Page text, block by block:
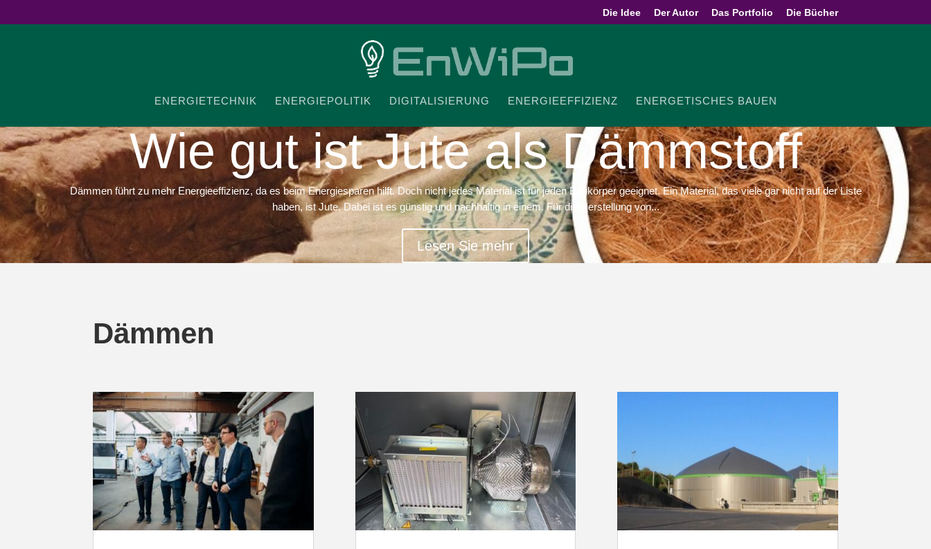
Die Idee Der Autor Das Portfolio Die Bücher
ENER­GIE­TECHNIK ENER­GIE­PO­LITIK DIGI­TA­LI­SIERUNG ENER­GIE­EF­FI­ZIENZ ENER­GE­TI­SCHES BAUEN
Wie gut ist Jute als Dämmstoff
Dämmen führt zu mehr Energieeffizienz, da es beim Energiesparen hilft. Doch nicht jedes Material ist für jeden Baukörper geeignet. Ein Material, das viele gar nicht auf der Liste
haben, ist Jute. Dabei ist es günstig und nachhaltig in einem. Für die Herstellung von...
Lesen Sie mehr
Dämmen